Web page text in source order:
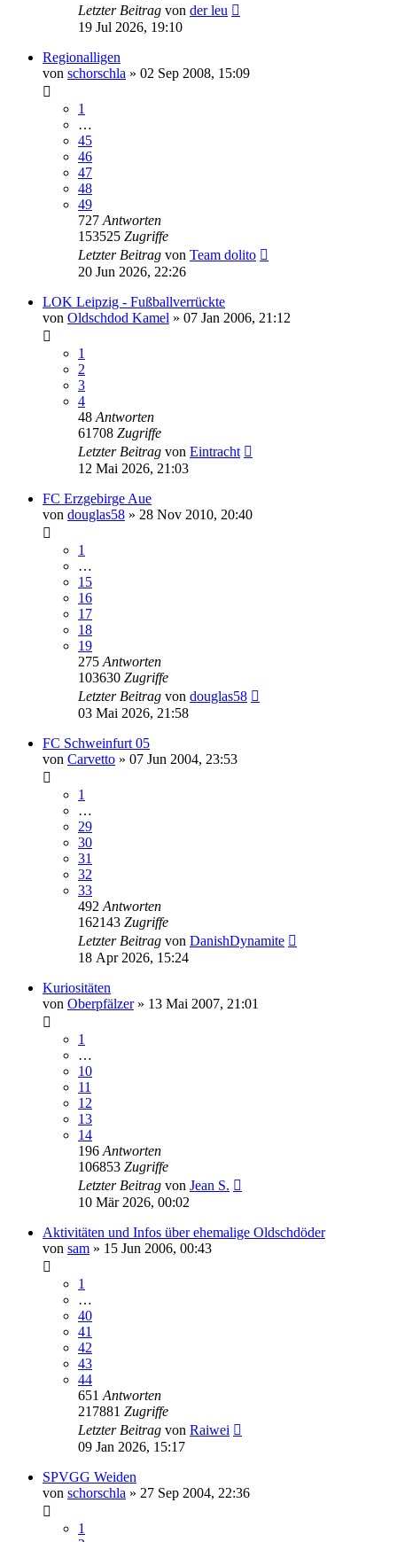
Letzter Beitrag von der leu
19 Jul 2026, 19:10
Regionalligen
von schorschla » 02 Sep 2008, 15:09
1
…
45
46
47
48
49
727 Antworten
153525 Zugriffe
Letzter Beitrag von Team dolito
20 Jun 2026, 22:26
LOK Leipzig - Fußballverrückte
von Oldschdod Kamel » 07 Jan 2006, 21:12
1
2
3
4
48 Antworten
61708 Zugriffe
Letzter Beitrag von Eintracht
12 Mai 2026, 21:03
FC Erzgebirge Aue
von douglas58 » 28 Nov 2010, 20:40
1
…
15
16
17
18
19
275 Antworten
103630 Zugriffe
Letzter Beitrag von douglas58
03 Mai 2026, 21:58
FC Schweinfurt 05
von Carvetto » 07 Jun 2004, 23:53
1
…
29
30
31
32
33
492 Antworten
162143 Zugriffe
Letzter Beitrag von DanishDynamite
18 Apr 2026, 15:24
Kuriositäten
von Oberpfälzer» 13 Mai 2007, 21:01
1
…
10
11
12
13
14
196 Antworten
106853 Zugriffe
Letzter Beitrag von Jean S.
10 Mär 2026, 00:02
Aktivitäten und Infos über ehemalige Oldschdöder
von sam » 15 Jun 2006, 00:43
1
…
40
41
42
43
44
651 Antworten
217881 Zugriffe
Letzter Beitrag von Raiwei
09 Jan 2026, 15:17
SPVGG Weiden
von schorschla » 27 Sep 2004, 22:36
1